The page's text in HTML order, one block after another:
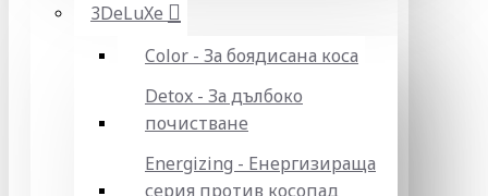
3DeLuXe
Color - За боядисана коса
Detox - За дълбоко
почистване
Energizing - Енергизираща
серия против косопад